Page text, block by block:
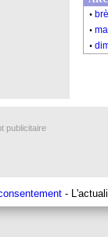
.
.
.
publicitaire
-